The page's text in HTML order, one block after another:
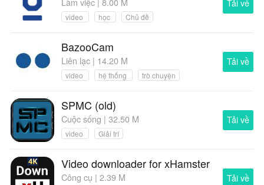
video học Chủ đề
Tải về
BazooCam
Liên lạc | 14.20 M
video hệ thống trò chuyện
Tải về
SPMC (old)
Cuộc sống | 32.50 M
video Giải trí
Tải về
Video downloader for xHamster
Công cụ | 2.39 M Tải về